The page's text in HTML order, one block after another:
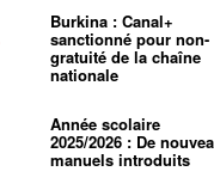
d’or
Croyance
religieuse
Entre
bricolage
mentale
01:12
mettra-t-
au
Burkina : Canal+
sanctionné pour non-
gratuité de la chaîne
nationale
Année scolaire
2025/2026 : De
manuels introduits